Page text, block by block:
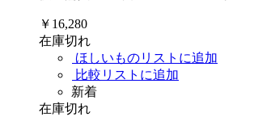
￥16,280
在庫切れ
ほしいものリストに追加
比較リストに追加
新着
在庫切れ